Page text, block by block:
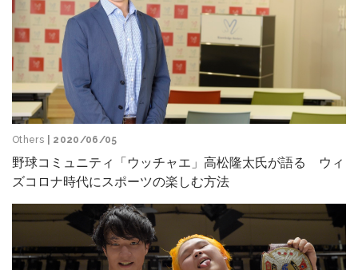
Others | 2020/06/05
野球コミュニティ「ウッチャエ」高松隆太氏が語る ウィ
ズコロナ時代にスポーツの楽しむ方法